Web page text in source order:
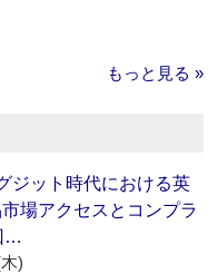
もっと見る »
ジット時代における英
場アクセスとコンプラ
…
)